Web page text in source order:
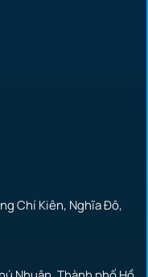
Chí Kiên, Nghĩa Đô,